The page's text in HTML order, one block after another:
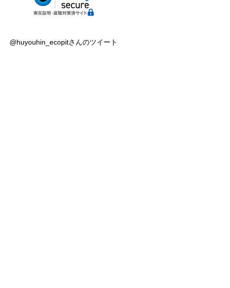
@huyouhin_ecopitさんのツイート